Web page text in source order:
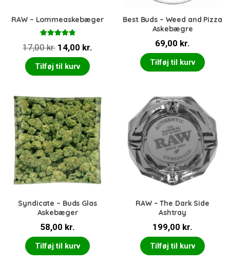
RAW – Lommeaskebæger
5.00ud af 5
17,00kr. Den
oprindelige
pris
17,00 kr..
14,00 kr.
14,00 kr..
Tilføj til kurv
Best Buds – Weed and Pizza
Askebægre
69,00 kr.
Tilføj til kurv
Syndicate – Buds Glas
Askebæger
58,00 kr.
Tilføj til kurv
RAW – The Dark Side
Ashtray
199,00 kr.
Tilføj til kurv